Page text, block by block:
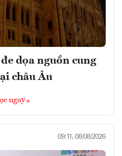
dọa nguồn cung
châu Âu
ngay
09:11, 08/08/2026